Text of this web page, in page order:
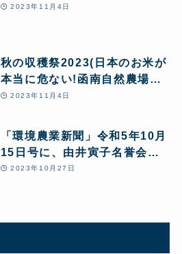
2023年11月4日
秋の収穫祭2023(日本のお米が
本当に危ない!函南自然農場か
ら緊急アピールを行いました)
2023年11月4日
「環境農業新聞」令和5年10月
15日号に、由井寅子名誉会長
の「改めて問う!あきたこまち
2023年10月27日